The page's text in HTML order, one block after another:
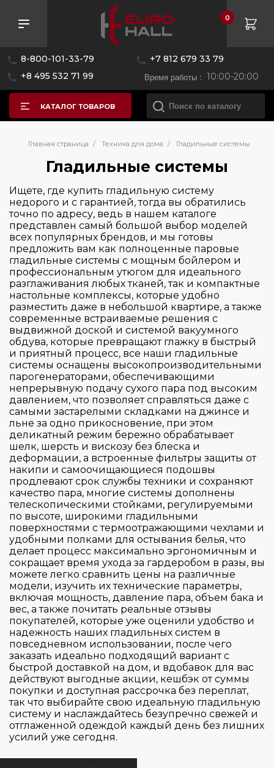
8-800-101-33-79
+7 812 679 33 79
+8 495 532 71 99
Время работы : 10:00-20:00
0
КАТАЛОГ ТОВАРОВ
Главная страница / Техника для дома / Гладильные системы
Гладильные системы
Ищете, где купить гладильную систему
недорого и с гарантией, тогда вы обратились
точно по адресу, ведь в нашем каталоге
представлен самый большой выбор моделей
всех популярных брендов, и мы готовы
предложить вам как полноценные паровые
гладильные системы с мощным бойлером и
профессиональным утюгом для идеального
разглаживания любых тканей, так и компактные
настольные комплексы, которые удобно
разместить даже в небольшой квартире, а также
современные встраиваемые решения с
выдвижной доской и системой вакуумного
обдува, которые превращают глажку в быстрый
и приятный процесс, все наши гладильные
системы оснащены высокопроизводительными
парогенераторами, обеспечивающими
непрерывную подачу сухого пара под высоким
давлением, что позволяет справляться даже с
самыми застарелыми складками на джинсе и
льне за одно прикосновение, при этом
деликатный режим бережно обрабатывает
шелк, шерсть и вискозу без блеска и
деформации, а встроенные фильтры защиты от
накипи и самоочищающиеся подошвы
продлевают срок службы техники и сохраняют
качество пара, многие системы дополнены
телескопическими стойками, регулируемыми
по высоте, широкими гладильными
поверхностями с термоотражающими чехлами и
удобными полками для остывания белья, что
делает процесс максимально эргономичным и
сокращает время ухода за гардеробом в разы, вы
можете легко сравнить цены на различные
модели, изучить их технические параметры,
включая мощность, давление пара, объем бака и
вес, а также почитать реальные отзывы
покупателей, которые уже оценили удобство и
надежность наших гладильных систем в
повседневном использовании, после чего
заказать идеально подходящий вариант с
быстрой доставкой на дом, и вдобавок для вас
действуют выгодные акции, кешбэк от суммы
покупки и доступная рассрочка без переплат,
так что выбирайте свою идеальную гладильную
систему и наслаждайтесь безупречно свежей и
отглаженной одеждой каждый день без лишних
усилий уже сегодня.
Розничная цена
—
Бренд
Hiberg
LauraStar
Miele
Страна производитель
Германия
Китай
Цвет
Управление
Сенсорное
Высота (см)
32
83
96
97
102
132
160
165
170
Ширина (см)
32.5
34
40
42
42.2
43.3
47
98.5
137
Глубина (см)
21.5
21.8
23.5
30
33.3
38
42
120
137
148
Применить Сбросить